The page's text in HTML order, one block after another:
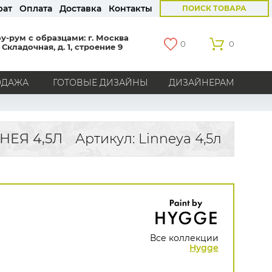
Оплата Доставка Контакты ПОИСК ТОВАРА
рум с образцами: г. Москва
Складочная, д. 1, строение 9
0 0
ГОТОВЫЕ ДИЗАЙНЫ ДИЗАЙНЕРАМ
Америка
Англия Бельгия
Германия
Голландия
Италия Россия Все страны
York
Bernardo Bartalucci
AS Creation
Grandeco
4,5Л Артикул: Linneya 4,5л
Все коллекции
Hygge